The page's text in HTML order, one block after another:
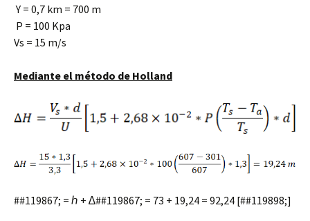
Y = 0,7 km = 700 m
P = 100 Kpa
Vs = 15 m/s
Mediante el método de Holland
##119867; = ℎ + ∆##119867; = 73 + 19,24 = 92,24 [##119898;]